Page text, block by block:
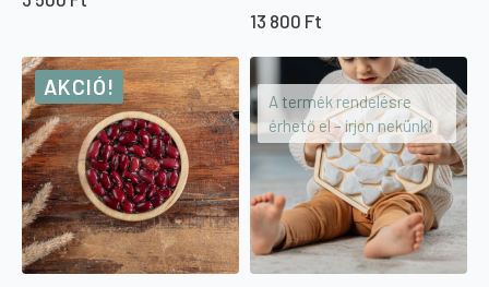
13 800 Ft
AKCIÓ!
A termék rendelésre
érhető el – írjon nekünk!